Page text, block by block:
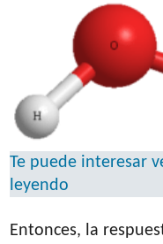
Te puede interesar
leyendo
Entonces, la